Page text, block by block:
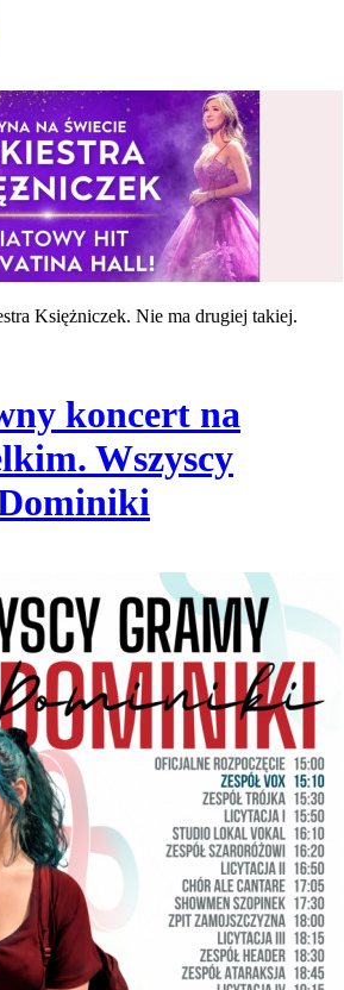
Księżniczek. Nie ma drugiej takiej.
koncert na
Wszyscy